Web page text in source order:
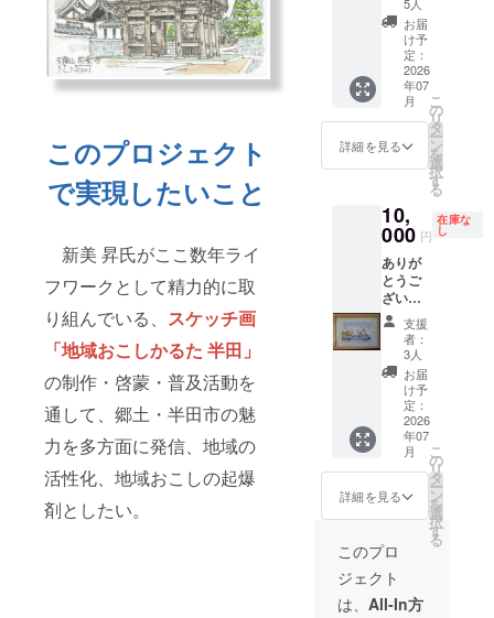
このプロジェクト
で実現したいこと
新美 昇氏がここ数年ライ
フワークとして精力的に取
り組んでいる、 スケッチ画
「地域おこしかるた 半田」
の制作・啓蒙・普及活動を
通して、郷土・半田市の魅
力を多方面に発信、地域の
活性化、地域おこしの起爆
剤としたい。
美 昇ス
ケッチ
画 原画
を額装
(写真は
一例)し
て１
部、
１部(写
真は一
例)、ご
指定の
送り先
(日本国
内)にお
送りい
たしま
す。
②-2【
額装し
たス
ケッチ
画 原
画】
サ
約27㎝×
約20
材： 木
製
を込め
て「お
礼の
メッ
セー
ジ」を
お手紙
でお送
りしま
す。
美 昇ス
ケッチ
画「地
域おこ
しかる
た 半
田」を
１部、
②-2 新
美 昇ス
ケッチ
画 原画
を額装
(写真は
一例)し
て１
部、ご
(日本国
内)にお
送りい
たしま
お届
け予
定：
2026
年07
月
詳細を見る
こ
の
リ
タ
ー
ン
を
選
択
す
る
10,
000 円
在庫な
し
ありが
とうご
ざいま
す。 ①
感謝の
気持ち
を込め
て「お
礼の
メッ
セー
ジ」を
お手紙
でお送
りしま
す。
②-1 新
美 昇ス
ケッチ
画「地
支援
者：
3人
お届
け予
定：
2026
年07
月
詳細を見る
こ
の
リ
タ
ー
ン
を
選
択
す
る
このプロ
ジェクト
は、 All-In方